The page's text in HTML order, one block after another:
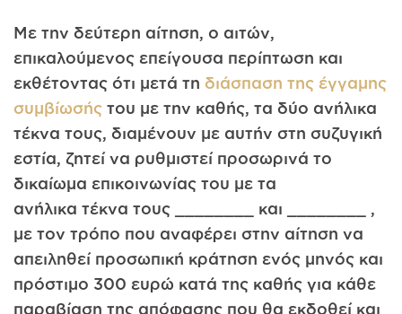
Με την δεύτερη αίτηση, ο αιτών,
επικαλούμενος επείγουσα περίπτωση και
εκθέτοντας ότι μετά τη διάσπαση της έγγαμης
συμβίωσής του με την καθής, τα δύο ανήλικα
τέκνα τους, διαμένουν με αυτήν στη συζυγική
εστία, ζητεί να ρυθμιστεί προσωρινά το
δικαίωμα επικοινωνίας του με τα
ανήλικα τέκνα τους ________ και ________ ,
με τον τρόπο που αναφέρει στην αίτηση να
απειληθεί προσωπική κράτηση ενός μηνός και
πρόστιμο 300 ευρώ κατά της καθής για κάθε
παραβίαση της απόφασης που θα εκδοθεί και